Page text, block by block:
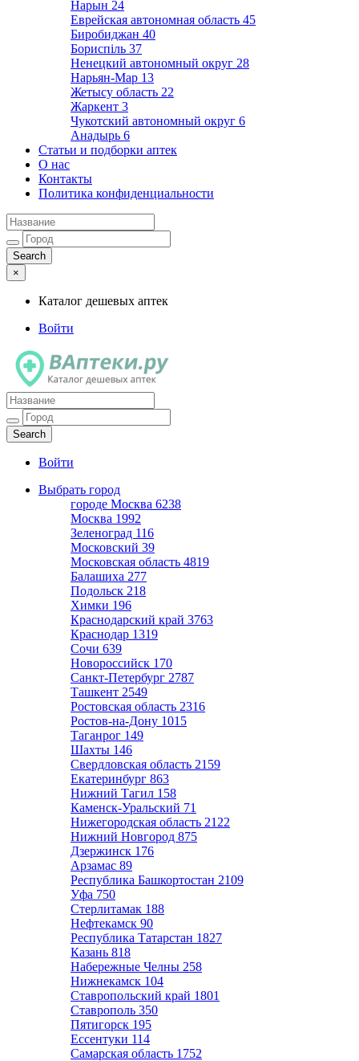
Нарын 24
Еврейская автономная область 45
Биробиджан 40
Бориспіль 37
Ненецкий автономный округ 28
Нарьян-Мар 13
Жетысу область 22
Жаркент 3
Чукотский автономный округ 6
Анадырь 6
Статьи и подборки аптек
О нас
Контакты
Политика конфиденциальности
×
Каталог дешевых аптек
Войти
Каталог дешевых аптек
Войти
Выбрать город
городе Москва 6238
Москва 1992
Зеленоград 116
Московский 39
Московская область 4819
Балашиха 277
Подольск 218
Химки 196
Краснодарский край 3763
Краснодар 1319
Сочи 639
Новороссийск 170
Санкт-Петербург 2787
Ташкент 2549
Ростовская область 2316
Ростов-на-Дону 1015
Таганрог 149
Шахты 146
Свердловская область 2159
Екатеринбург 863
Нижний Тагил 158
Каменск-Уральский 71
Нижегородская область 2122
Нижний Новгород 875
Дзержинск 176
Арзамас 89
Республика Башкортостан 2109
Уфа 750
Стерлитамак 188
Нефтекамск 90
Республика Татарстан 1827
Казань 818
Набережные Челны 258
Нижнекамск 104
Ставропольский край 1801
Ставрополь 350
Пятигорск 195
Ессентуки 114
Самарская область 1752